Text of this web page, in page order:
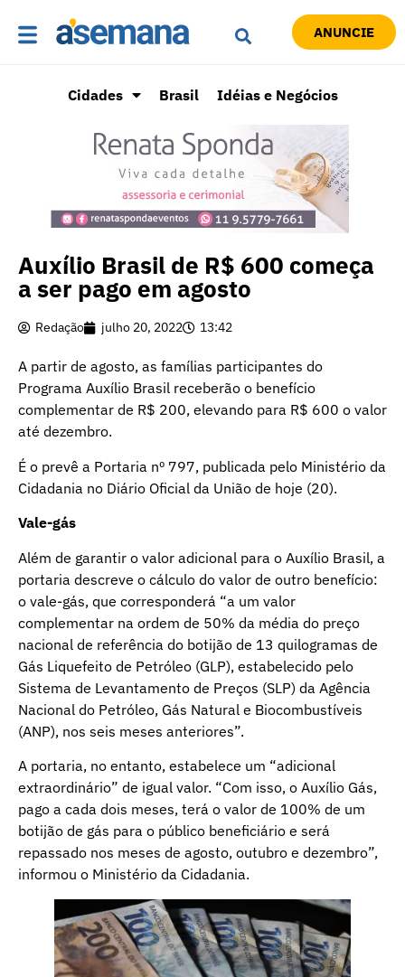
ANUNCIE
Cidades Brasil Idéias e Negócios
Auxílio Brasil de R$ 600 começa
a ser pago em agosto
Redação julho 20, 2022 13:42
A partir de agosto, as famílias participantes do
Programa Auxílio Brasil receberão o benefício
complementar de R$ 200, elevando para R$ 600 o valor
até dezembro.
É o prevê a Portaria nº 797, publicada pelo Ministério da
Cidadania no Diário Oficial da União de hoje (20).
Vale-gás
Além de garantir o valor adicional para o Auxílio Brasil, a
portaria descreve o cálculo do valor de outro benefício:
o vale-gás, que corresponderá “a um valor
complementar na ordem de 50% da média do preço
nacional de referência do botijão de 13 quilogramas de
Gás Liquefeito de Petróleo (GLP), estabelecido pelo
Sistema de Levantamento de Preços (SLP) da Agência
Nacional do Petróleo, Gás Natural e Biocombustíveis
(ANP), nos seis meses anteriores”.
A portaria, no entanto, estabelece um “adicional
extraordinário” de igual valor. “Com isso, o Auxílio Gás,
pago a cada dois meses, terá o valor de 100% de um
botijão de gás para o público beneficiário e será
repassado nos meses de agosto, outubro e dezembro”,
informou o Ministério da Cidadania.